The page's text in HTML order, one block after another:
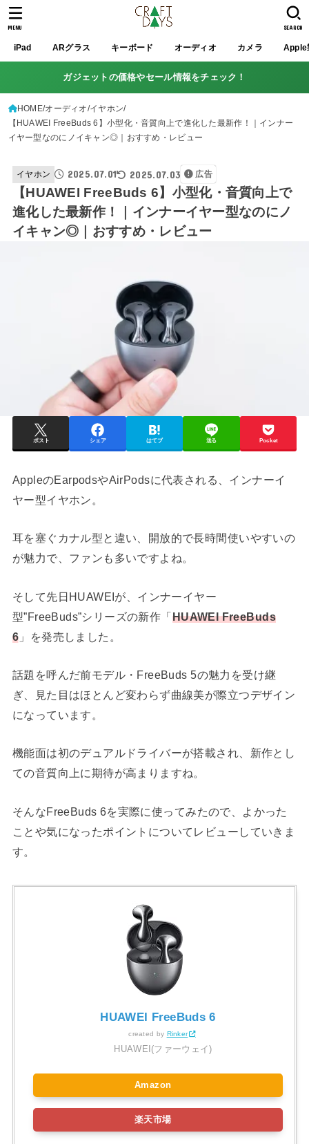
iPad ARグラス キーボード オーディオ カメラ Apple
SEARCH
MENU
ガジェットの価格やセール情報をチェック！
HOME オーディオ イヤホン
【HUAWEI FreeBuds 6】小型化・音質向上で進化した最新作！｜インナー
イヤー型なのにノイキャン◎｜おすすめ・レビュー
イヤホン 2025.07.01 2025.07.03 広告
【HUAWEI FreeBuds 6】小型化・音質向上で
進化した最新作！｜インナーイヤー型なのにノ
イキャン◎｜おすすめ・レビュー
ポスト シェア はてブ 送る Pocket
AppleのEarpodsやAirPodsに代表される、インナーイ
ヤー型イヤホン。
耳を塞ぐカナル型と違い、開放的で長時間使いやすいの
が魅力で、ファンも多いですよね。
そして先日HUAWEIが、インナーイヤー
型”FreeBuds”シリーズの新作「HUAWEI FreeBuds
6 」を発売しました。
話題を呼んだ前モデル・FreeBuds 5の魅力を受け継
ぎ、見た目はほとんど変わらず曲線美が際立つデザイン
になっています。
機能面は初のデュアルドライバーが搭載され、新作とし
ての音質向上に期待が高まりますね。
そんなFreeBuds 6を実際に使ってみたので、よかった
ことや気になったポイントについてレビューしていきま
す。
HUAWEI FreeBuds 6
created by Rinker
HUAWEI(ファーウェイ)
Amazon
楽天市場